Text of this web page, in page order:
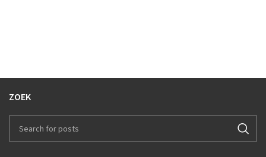
ZOEK